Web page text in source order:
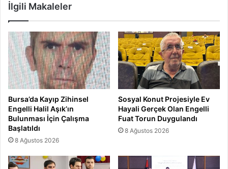
İlgili Makaleler
Bursa’da Kayıp Zihinsel
Engelli Halil Aşık’ın
Bulunması İçin Çalışma
Başlatıldı
8 Ağustos 2026
Sosyal Konut Projesiyle Ev
Hayali Gerçek Olan Engelli
Fuat Torun Duygulandı
8 Ağustos 2026